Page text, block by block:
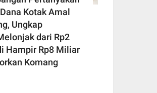
Kotak Amal
Ungkap
dari Rp2
Hampir Rp8 Miliar
Komang